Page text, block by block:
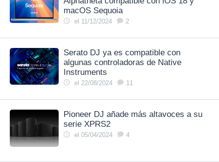
macOS Sequoia
el 11/12/2024 2
Serato DJ ya es compatible con
algunas controladoras de Native
Instruments
el 22/08/2024 11
Pioneer DJ añade más altavoces a su
serie XPRS2
el 05/04/2024 4